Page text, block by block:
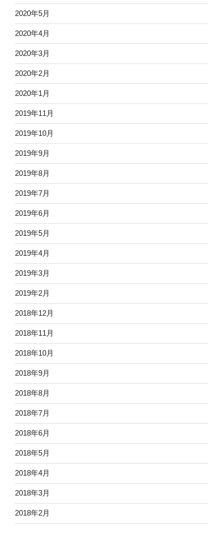
2020年5月
2020年4月
2020年3月
2020年2月
2020年1月
2019年11月
2019年10月
2019年9月
2019年8月
2019年7月
2019年6月
2019年5月
2019年4月
2019年3月
2019年2月
2018年12月
2018年11月
2018年10月
2018年9月
2018年8月
2018年7月
2018年6月
2018年5月
2018年4月
2018年3月
2018年2月